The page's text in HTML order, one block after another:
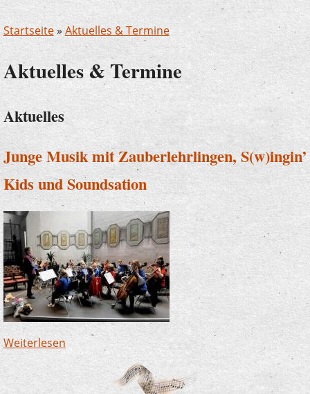
Startseite»Aktuelles & Termine
Aktuelles & Termine
Aktuelles
Junge Musik mit Zauberlehrlingen, S(w)ingin’
Kids und Soundsation
Weiterlesenüber Junge Musik mit Zauberlehrlingen,
S(w)ingin’ Kids und Soundsation